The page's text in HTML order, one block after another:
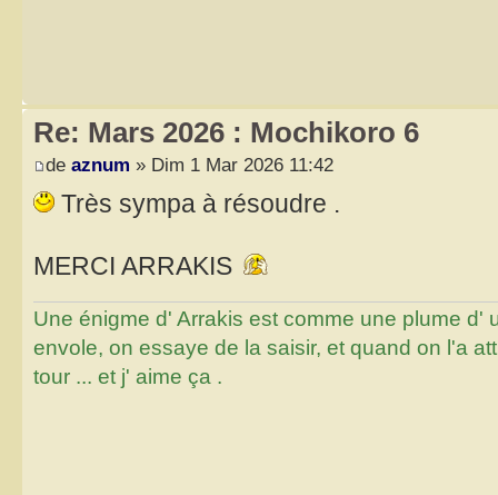
Re: Mars 2026 : Mochikoro 6
de aznum » Dim 1 Mar 2026 11:42
Très sympa à résoudre .
MERCI ARRAKIS
Une énigme d' Arrakis est comme une plume d'
envole, on essaye de la saisir, et quand on l'a
tour ... et j' aime ça .